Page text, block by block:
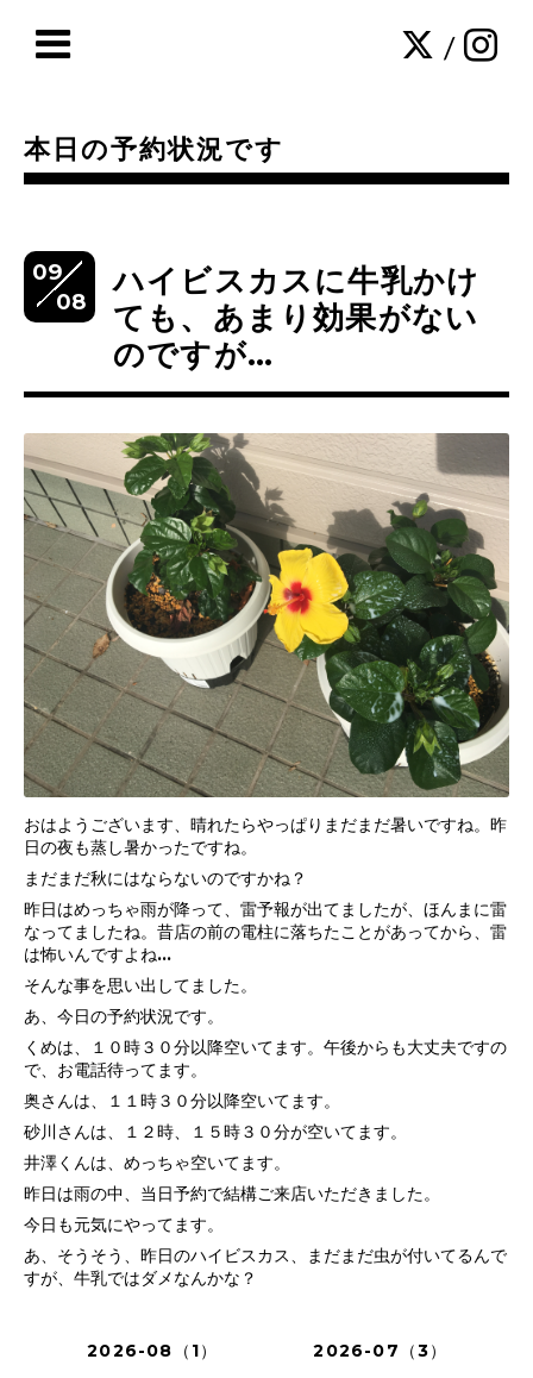
/
本日の予約状況です
09
08
ハイビスカスに牛乳かけ
ても、あまり効果がない
のですが…
おはようございます、晴れたらやっぱりまだまだ暑いですね。昨
日の夜も蒸し暑かったですね。
まだまだ秋にはならないのですかね？
昨日はめっちゃ雨が降って、雷予報が出てましたが、ほんまに雷
なってましたね。昔店の前の電柱に落ちたことがあってから、雷
は怖いんですよね…
そんな事を思い出してました。
あ、今日の予約状況です。
くめは、１０時３０分以降空いてます。午後からも大丈夫ですの
で、お電話待ってます。
奥さんは、１１時３０分以降空いてます。
砂川さんは、１２時、１５時３０分が空いてます。
井澤くんは、めっちゃ空いてます。
昨日は雨の中、当日予約で結構ご来店いただきました。
今日も元気にやってます。
あ、そうそう、昨日のハイビスカス、まだまだ虫が付いてるんで
すが、牛乳ではダメなんかな？
2026-08（1）
2026-07（3）